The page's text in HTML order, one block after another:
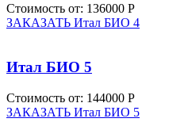
Стоимость от: 136000 Р
ЗАКАЗАТЬ Итал БИО 4
Итал БИО 5
Стоимость от: 144000 Р
ЗАКАЗАТЬ Итал БИО 5